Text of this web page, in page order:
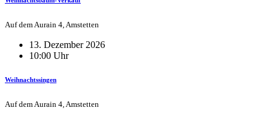
Auf dem Aurain 4, Amstetten
13. Dezember 2026
10:00 Uhr
Weihnachtssingen
Auf dem Aurain 4, Amstetten